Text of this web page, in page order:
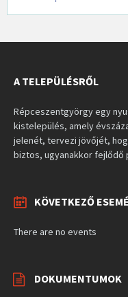
A TELEPÜLÉSRŐL
Répceszentgyörgy egy
kistelepülés, amely
jelenét, tervezi jövőjét,
biztos, ugyanakkor fejlődő
KÖVETKEZŐ
There are no events
DOKUMENTUMOK